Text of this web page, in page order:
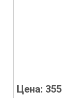
Цена: 355